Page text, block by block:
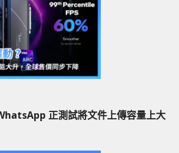
正測試將文件上傳容量上大